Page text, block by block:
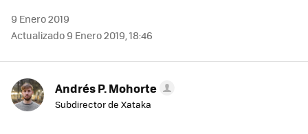
9 Enero 2019
Actualizado 9 Enero 2019, 18:46
Andrés P. Mohorte
Subdirector de Xataka